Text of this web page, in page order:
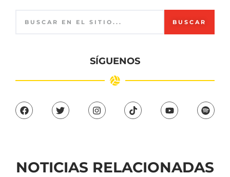
BUSCAR
SÍGUENOS
NOTICIAS RELACIONADAS